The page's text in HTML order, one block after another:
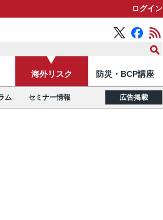
ログイン
海外リスク 防災・BCP講座
ム セミナー情報 広告掲載